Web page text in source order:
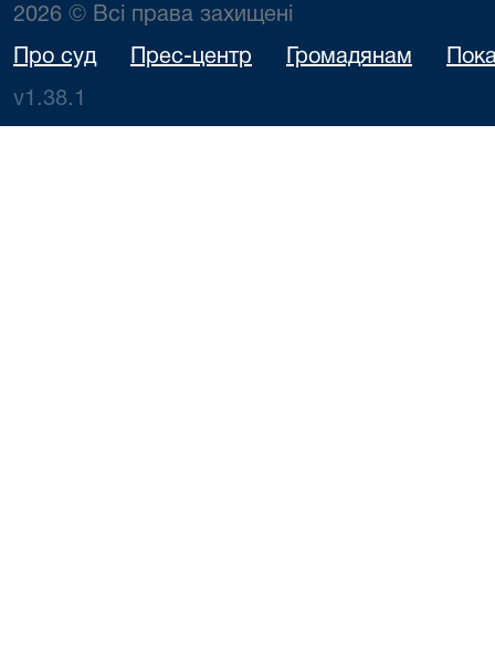
2026 © Всі права захищені
Про суд Прес-центр Громадянам
v1.38.1